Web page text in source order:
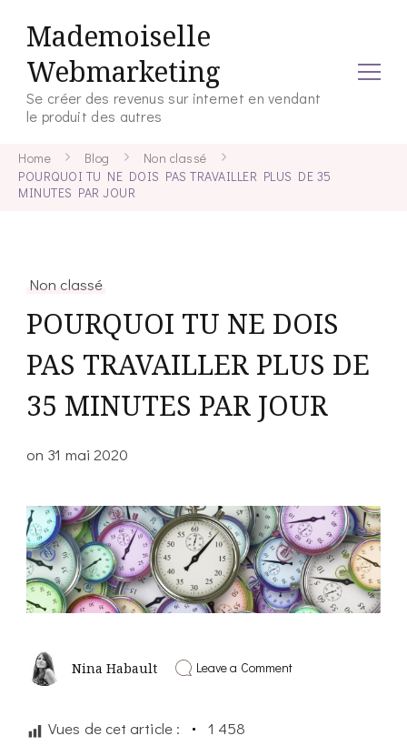
Mademoiselle
Webmarketing
Se créer des revenus sur internet en vendant
le produit des autres
Home Blog
Non classé
POURQUOI TU NE DOIS PAS TRAVAILLER PLUS DE 35
MINUTES PAR JOUR
Non classé
POURQUOI TU NE DOIS
PAS TRAVAILLER PLUS DE
35 MINUTES PAR JOUR
on 31 mai 2020
Nina Habault Leave a Commenton
Vues de cet article : 1 458